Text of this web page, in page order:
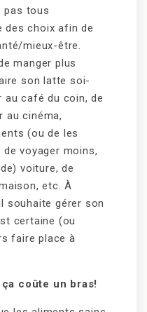
pas tous
des choix afin de
mieux-être.
manger plus
son latte soi-
au café du coin, de
au cinéma,
(ou de les
voyager moins,
voiture, de
etc. À
souhaite gérer son
certaine (ou
faire place à
coûte un bras!